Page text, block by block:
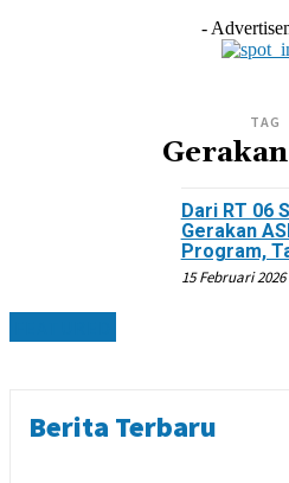
-
TAG
Dari RT 06
Gerakan
Program,
15 Februari 2026
Berita Terbaru